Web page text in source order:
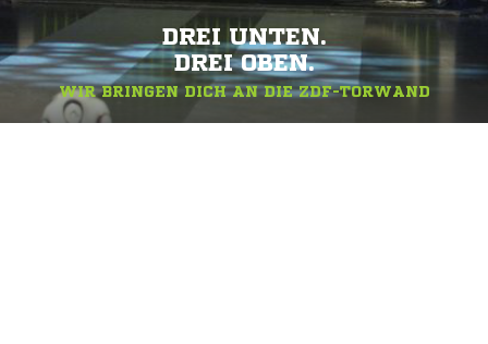
DREI UNTEN.
DREI OBEN.
WIR BRINGEN DICH AN DIE ZDF-TORWAND